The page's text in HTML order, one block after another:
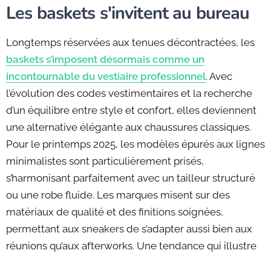
Les baskets s'invitent au bureau
Longtemps réservées aux tenues décontractées, les
baskets s’imposent désormais comme un
incontournable du vestiaire professionnel. Avec
l’évolution des codes vestimentaires et la recherche
d’un équilibre entre style et confort, elles deviennent
une alternative élégante aux chaussures classiques.
Pour le printemps 2025, les modèles épurés aux lignes
minimalistes sont particulièrement prisés,
s’harmonisant parfaitement avec un tailleur structuré
ou une robe fluide. Les marques misent sur des
matériaux de qualité et des finitions soignées,
permettant aux sneakers de s’adapter aussi bien aux
réunions qu’aux afterworks. Une tendance qui illustre